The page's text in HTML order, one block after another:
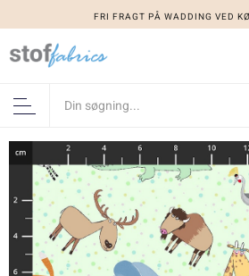
FRI FRAGT PÅ WADDING VED